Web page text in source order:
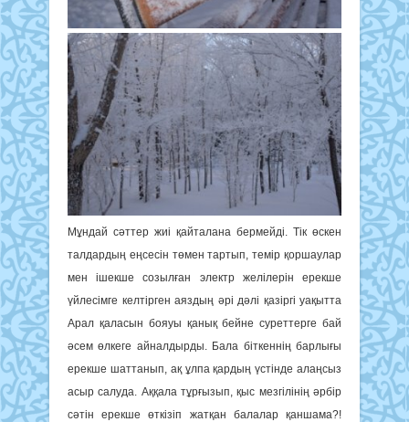
Мұндай сәттер жиі қайталана бермейді. Тік өскен
талдардың еңсесін төмен тартып, темір қоршаулар
мен ішекше созылған электр желілерін ерекше
үйлесімге келтірген аяздың әрі дәлі қазіргі уақытта
Арал қаласын бояуы қанық бейне суреттерге бай
әсем өлкеге айналдырды. Бала біткеннің барлығы
ерекше шаттанып, ақ ұлпа қардың үстінде алаңсыз
асыр салуда. Аққала тұрғызып, қыс мезгілінің әрбір
сәтін ерекше өткізіп жатқан балалар қаншама?!